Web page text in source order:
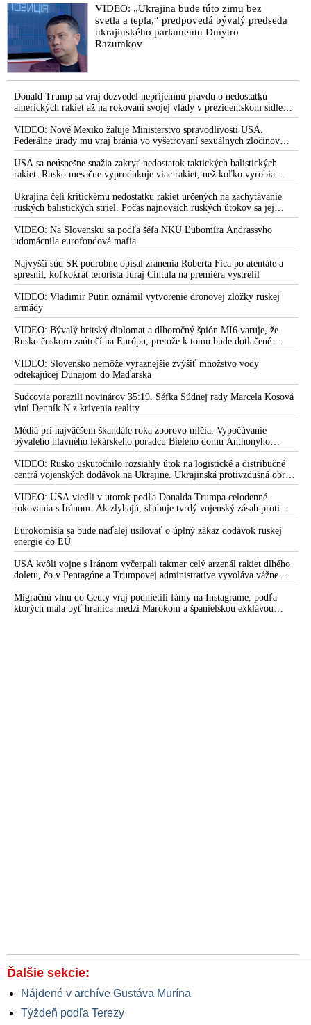
že USA Ukrajine nedodajú protiraketové
systémy Patriot
VIDEO: „Ukrajina bude túto zimu bez
svetla a tepla,“ predpovedá bývalý predseda
ukrajinského parlamentu Dmytro
Razumkov
Donald Trump sa vraj dozvedel nepríjemnú pravdu o nedostatku
amerických rakiet až na rokovaní svojej vlády v prezidentskom sídle
Camp David v Marylande, a preto musel odložiť plánované útoky na
Irán. Prezident USA sa pre to údajne pohádal so šéfom Pentagónu, lebo
bol presvedčený o opaku
VIDEO: Nové Mexiko žaluje Ministerstvo spravodlivosti USA.
Federálne úrady mu vraj bránia vo vyšetrovaní sexuálnych zločinov
organizátora pedofilnej siete Jeffreyho Epsteina. Ten mal nariadiť, aby
dve dievčatá zo zahraničia, ktoré boli uškrtené počas drsného
fetišistického sexu, pochovali v blízkosti jeho ranča v tomto americkom
štáte
USA sa neúspešne snažia zakryť nedostatok taktických balistických
rakiet. Rusko mesačne vyprodukuje viac rakiet, než koľko vyrobia
všetci producenti systémov Patriot dohromady
Ukrajina čelí kritickému nedostatku rakiet určených na zachytávanie
ruských balistických striel. Počas najnovších ruských útokov sa jej
nepodarilo zostreliť ani jednu. Volodymyr Zelenskyj sa v zúfalstve snaží
prostredníctvom NATO zabezpečiť ich dodávky
VIDEO: Na Slovensku sa podľa šéfa NKÚ Ľubomíra Andrassyho
udomácnila eurofondová mafia
Najvyšší súd SR podrobne opísal zranenia Roberta Fica po atentáte a
spresnil, koľkokrát terorista Juraj Cintula na premiéra vystrelil
VIDEO: Vladimir Putin oznámil vytvorenie dronovej zložky ruskej
armády
VIDEO: Bývalý britský diplomat a dlhoročný špión MI6 varuje, že
Rusko čoskoro zaútočí na Európu, pretože k tomu bude dotlačené
rovnako, ako bolo dotlačené k invázii na Ukrajinu v roku 2022.
Zelenskyj medzitým v Kyjeve naliehal na zhromaždených diplomatov,
aby vo svete zháňali energie pre Ukrajinu na zimu. Putin vraj bude
mobilizovať a vojna sa do zimy pravdepodobne neskončí
VIDEO: Slovensko nemôže výraznejšie zvýšiť množstvo vody
odtekajúcej Dunajom do Maďarska
Sudcovia porazili novinárov 35:19. Šéfka Súdnej rady Marcela Kosová
viní Denník N z krivenia reality
Médiá pri najväčšom škandále roka zborovo mlčia. Vypočúvanie
bývaleho hlavného lekárskeho poradcu Bieleho domu Anthonyho
Fauciho pred výborom amerického Senátu väčšina médií ignorovala
VIDEO: Rusko uskutočnilo rozsiahly útok na logistické a distribučné
centrá vojenských dodávok na Ukrajine. Ukrajinská protivzdušná obrana
nedokázala počas ničivého nočného útoku na Kyjev a jeho okolie
zachytiť ani jednu ruskú raketu
VIDEO: USA viedli v utorok podľa Donalda Trumpa celodenné
rokovania s Iránom. Ak zlyhajú, sľubuje tvrdý vojenský zásah proti
Teheránu
Eurokomisia sa bude naďalej usilovať o úplný zákaz dodávok ruskej
energie do EÚ
USA kvôli vojne s Iránom vyčerpali takmer celý arzenál rakiet dlhého
doletu, čo v Pentagóne a Trumpovej administratíve vyvoláva vážne
obavy o bojaschopnosť americkej armády v prípade vypuknutia
konfliktu s Čínou alebo Ruskom
Migračnú vlnu do Ceuty vraj podnietili fámy na Instagrame, podľa
ktorých mala byť hranica medzi Marokom a španielskou exklávou
Ďalšie sekcie:
Nájdené v archíve Gustáva Murína
Týždeň podľa Terezy